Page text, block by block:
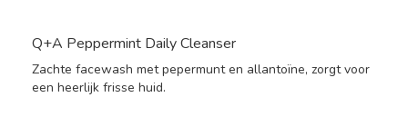
Q+A Peppermint Daily Cleanser
Zachte facewash met pepermunt en allantoïne, zorgt voor
een heerlijk frisse huid.